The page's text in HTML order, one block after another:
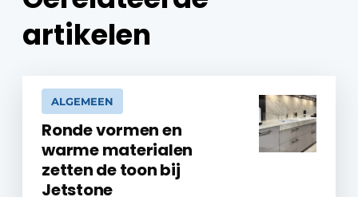
artikelen
ALGEMEEN
Ronde vormen en
warme materialen
zetten de toon bij
Jetstone